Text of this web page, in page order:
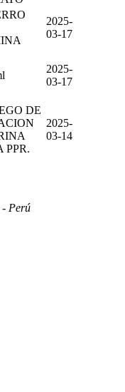
2025-
03-17
2025-
03-17
DE
PPR.
2025-
03-14
- Perú